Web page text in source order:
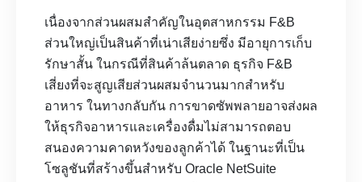
เนื่องจากส่วนผสมสำคัญในอุตสาหกรรม F&B
ส่วนใหญ่เป็นสินค้าที่เน่าเสียง่ายซึ่ง มีอายุการเก็บ
รักษาสั้น ในกรณีที่สินค้าล้นตลาด ธุรกิจ F&B
เสี่ยงที่จะสูญเสียส่วนผสมจำนวนมากสำหรับ
อาหาร ในทางกลับกัน การขาดซัพพลายอาจส่งผล
ให้ธุรกิจอาหารและเครื่องดื่มไม่สามารถตอบ
สนองความคาดหวังของลูกค้าได้ ในฐานะที่เป็น
โซลูชันที่สร้างขึ้นสำหรับ Oracle NetSuite